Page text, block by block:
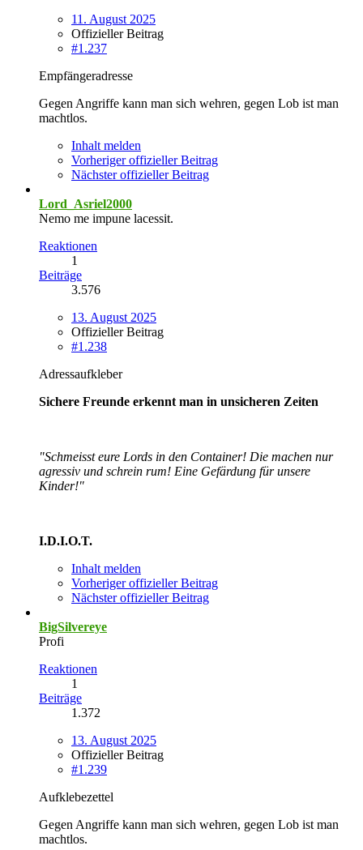
11. August 2025
Offizieller Beitrag
#1.237
Empfängeradresse
Gegen Angriffe kann man sich wehren, gegen Lob ist man
machtlos.
Inhalt melden
Vorheriger offizieller Beitrag
Nächster offizieller Beitrag
Lord_Asriel2000
Nemo me impune lacessit.
Reaktionen
1
Beiträge
3.576
13. August 2025
Offizieller Beitrag
#1.238
Adressaufkleber
Sichere Freunde erkennt man in unsicheren Zeiten
"Schmeisst eure Lords in den Container! Die machen nur
agressiv und schrein rum! Eine Gefärdung für unsere
Kinder!"
I.D.I.O.T.
Inhalt melden
Vorheriger offizieller Beitrag
Nächster offizieller Beitrag
BigSilvereye
Profi
Reaktionen
1
Beiträge
1.372
13. August 2025
Offizieller Beitrag
#1.239
Aufklebezettel
Gegen Angriffe kann man sich wehren, gegen Lob ist man
machtlos.